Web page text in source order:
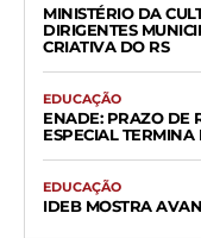
MINISTÉRIO DA
DIRIGENTES
CRIATIVA DO RS
EDUCAÇÃO
ENADE: PRAZO DE
ESPECIAL TERMINA
EDUCAÇÃO
IDEB MOSTRA